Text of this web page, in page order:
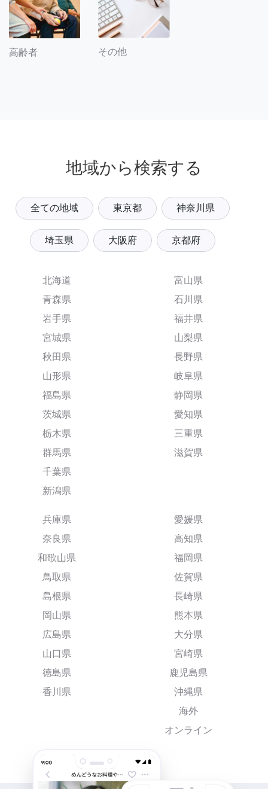
高齢者 その他
地域から検索する
全ての地域 東京都 神奈川県
埼玉県 大阪府 京都府
北海道
青森県
岩手県
宮城県
秋田県
山形県
福島県
茨城県
栃木県
群馬県
千葉県
新潟県
富山県
石川県
福井県
山梨県
長野県
岐阜県
静岡県
愛知県
三重県
滋賀県
兵庫県
奈良県
和歌山県
鳥取県
島根県
岡山県
広島県
山口県
徳島県
香川県
愛媛県
高知県
福岡県
佐賀県
長崎県
熊本県
大分県
宮崎県
鹿児島県
沖縄県
海外
オンライン